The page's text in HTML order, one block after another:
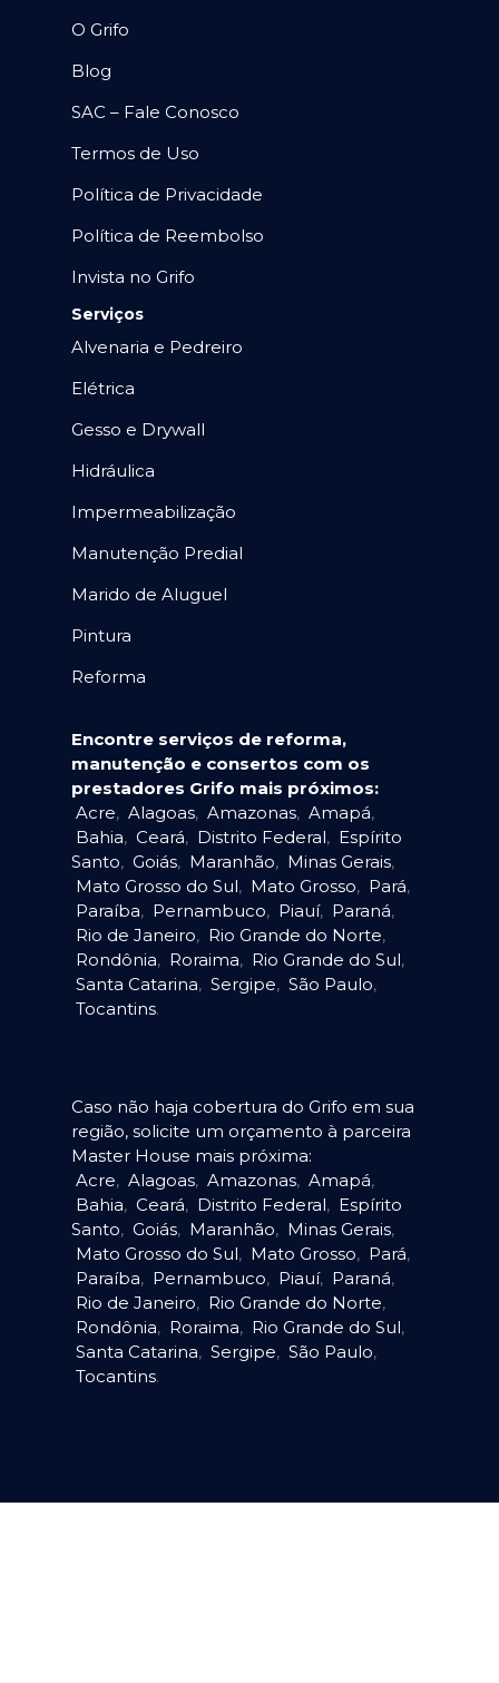
O Grifo
Blog
SAC – Fale Conosco
Termos de Uso
Política de Privacidade
Política de Reembolso
Invista no Grifo
Serviços
Alvenaria e Pedreiro
Elétrica
Gesso e Drywall
Hidráulica
Impermeabilização
Manutenção Predial
Marido de Aluguel
Pintura
Reforma
Encontre serviços de reforma,
manutenção e consertos com os
prestadores Grifo mais próximos:
Acre, Alagoas, Amazonas, Amapá,
Bahia, Ceará, Distrito Federal, Espírito
Santo, Goiás, Maranhão, Minas Gerais,
Mato Grosso do Sul, Mato Grosso, Pará,
Paraíba, Pernambuco, Piauí, Paraná,
Rio de Janeiro, Rio Grande do Norte,
Rondônia, Roraima, Rio Grande do Sul,
Santa Catarina, Sergipe, São Paulo,
Tocantins.
Caso não haja cobertura do Grifo em sua
região, solicite um orçamento à parceira
Master House mais próxima:
Acre, Alagoas, Amazonas, Amapá,
Bahia, Ceará, Distrito Federal, Espírito
Santo, Goiás, Maranhão, Minas Gerais,
Mato Grosso do Sul, Mato Grosso, Pará,
Paraíba, Pernambuco, Piauí, Paraná,
Rio de Janeiro, Rio Grande do Norte,
Rondônia, Roraima, Rio Grande do Sul,
Santa Catarina, Sergipe, São Paulo,
Tocantins.